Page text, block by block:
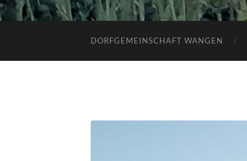
DORFGEMEINSCHAFT WANGEN